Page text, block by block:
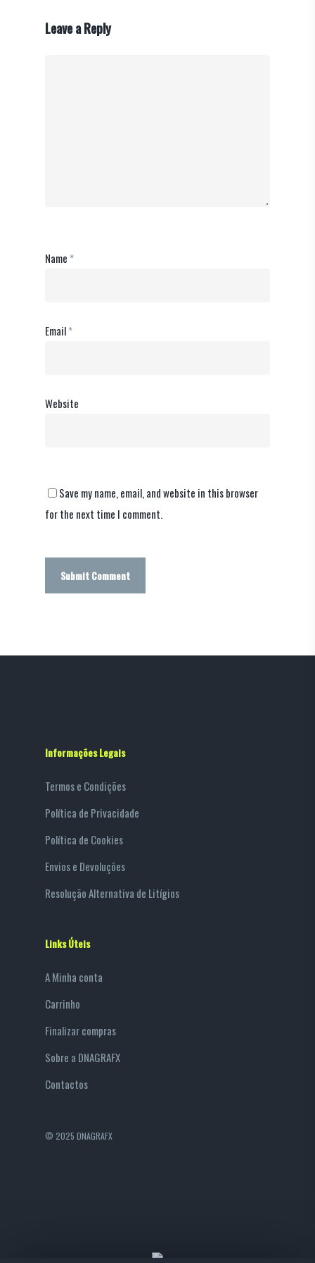
Leave a Reply
Name *
Email*
Website
Save my name, email, and website in this browser
for the next time I comment.
Informações Legais
Termos e Condições
Política de Privacidade
Política de Cookies
Envios e Devoluções
Resolução Alternativa de Litígios
Links Úteis
A Minha conta
Carrinho
Finalizar compras
Sobre a DNAGRAFX
Contactos
© 2025 DNAGRAFX